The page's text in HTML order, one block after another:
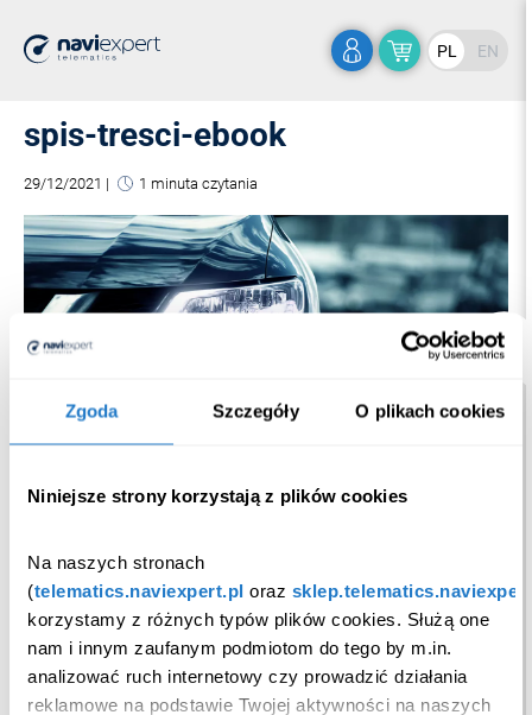
Zgoda Szczegóły O plikach cookies
Niniejsze strony korzystają z plików cookies
Na naszych stronach
(telematics.naviexpert.pl oraz
korzystamy z różnych typów plików cookies. Służą one
nam i innym zaufanym podmiotom do tego by m.in.
analizować ruch internetowy czy prowadzić działania
reklamowe na podstawie Twojej aktywności na naszych
PL EN
spis-tresci-ebook
29/12/2021 | 1 minuta czytania